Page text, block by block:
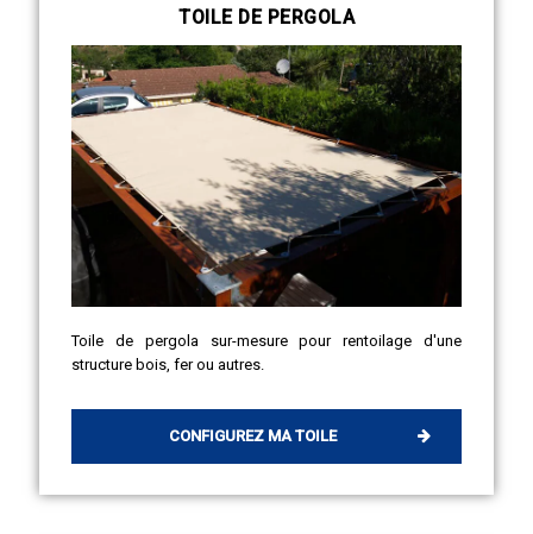
TOILE DE PERGOLA
Toile de pergola sur-mesure pour rentoilage d'une
structure bois, fer ou autres.
CONFIGUREZ MA TOILE